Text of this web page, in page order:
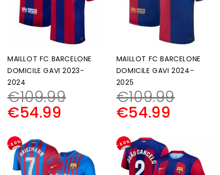
MAILLOT FC BARCELONE
DOMICILE GAVI 2023-
2024
€109.99
€54.99
MAILLOT FC BARCELONE
DOMICILE GAVI 2024-
2025
€109.99
€54.99
-50% -50%